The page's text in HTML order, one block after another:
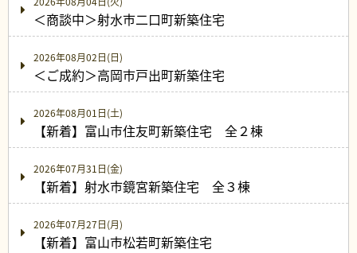
＜商談中＞射水市二口町新築住宅
2026年08月02日(日)
＜ご成約＞高岡市戸出町新築住宅
2026年08月01日(土)
【新着】富山市住友町新築住宅 全２棟
2026年07月31日(金)
【新着】射水市鏡宮新築住宅 全３棟
2026年07月27日(月)
【新着】富山市松若町新築住宅